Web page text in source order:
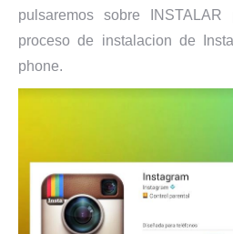
pulsaremos sobre
proceso de instalacion de
phone.